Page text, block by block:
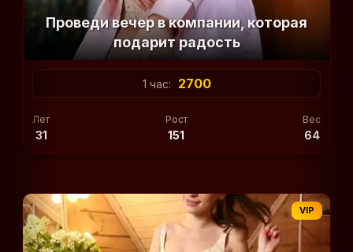
Проведи вечер в компании, которая
подарит радость
1 час: 2700
Лет
31
Рост
151
Вес
64
VIP